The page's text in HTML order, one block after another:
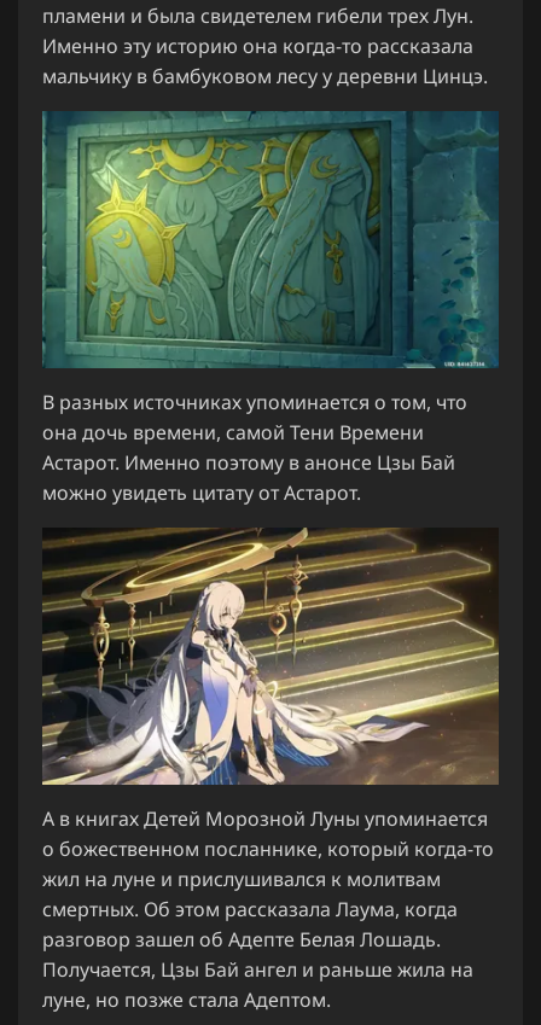
пламени и была свидетелем гибели трех Лун.
Именно эту историю она когда-то рассказала
мальчику в бамбуковом лесу у деревни Цинцэ.
В разных источниках упоминается о том, что
она дочь времени, самой Тени Времени
Астарот. Именно поэтому в анонсе Цзы Бай
можно увидеть цитату от Астарот.
А в книгах Детей Морозной Луны упоминается
о божественном посланнике, который когда-то
жил на луне и прислушивался к молитвам
смертных. Об этом рассказала Лаума, когда
разговор зашел об Адепте Белая Лошадь.
Получается, Цзы Бай ангел и раньше жила на
луне, но позже стала Адептом.